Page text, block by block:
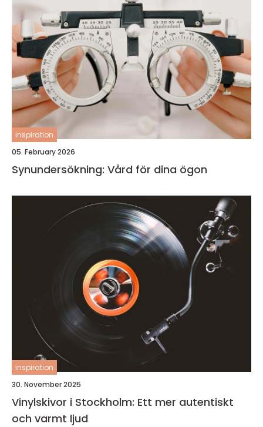
inspiration
05. February 2026
Synundersökning: Vård för dina ögon
inspiration
30. November 2025
Vinylskivor i Stockholm: Ett mer autentiskt
och varmt ljud